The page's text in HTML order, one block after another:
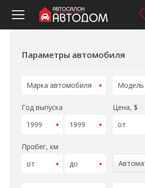
Параметры автомобиля
Год выпуска Цена, $
Пробег, км